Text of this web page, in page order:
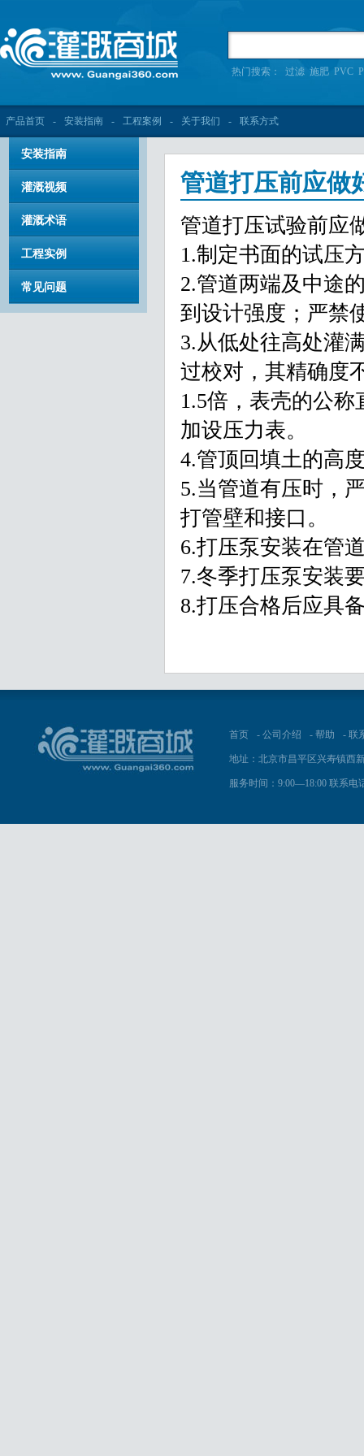
热门搜索： 过滤 施肥 PVC
产品首页 - 安装指南 - 工程案例 - 关于我们 - 联系方式
安装指南
灌溉视频
灌溉术语
工程实例
常见问题
管道打压前应做
管道打压试验前应
1.制定书面的试压
2.管道两端及中途
到设计强度；严禁
3.从低处往高处灌
过校对，其精确度
1.5倍，表壳的公
加设压力表。
4.管顶回填土的高
5.当管道有压时，
打管壁和接口。
6.打压泵安装在管
7.冬季打压泵安装
8.打压合格后应具
首页 - 公司介绍 - 帮助 - 联
地址：北京市昌平区兴寿镇西
服务时间：9:00—18:00 联系电